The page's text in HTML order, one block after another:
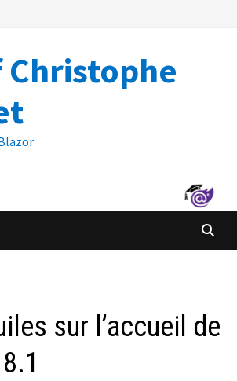
Christophe
sur l’accueil de